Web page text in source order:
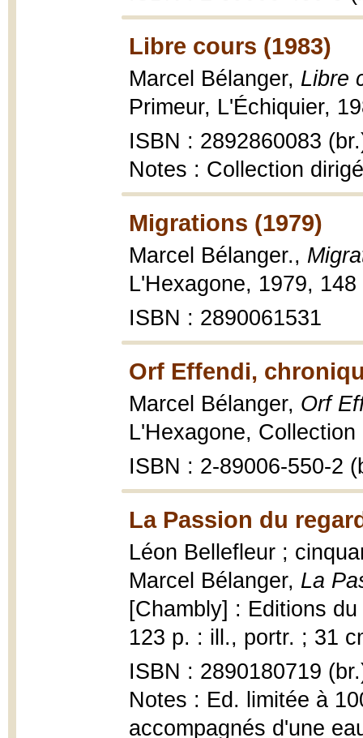
Libre cours (1983)
Marcel Bélanger, Libre
Primeur, L'Échiquier,
ISBN : 2892860083
Notes : Collection
Migrations (1979)
Marcel Bélanger.,
L'Hexagone, 1979,
ISBN : 2890061531
Orf Effendi,
Marcel Bélanger, Orf
L'Hexagone,
ISBN : 2-89006-550-2
La Passion du
Léon Bellefleur ;
Marcel Bélanger, La
[Chambly] : Editions
123 p. : ill., portr. ; 31
ISBN : 2890180719
Notes : Ed. limitée à
accompagnés d'une